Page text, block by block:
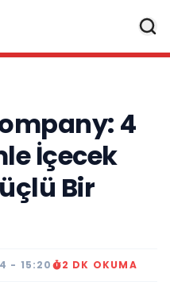
4
İçecek
Bir
- 15:20 2 DK OKUMA